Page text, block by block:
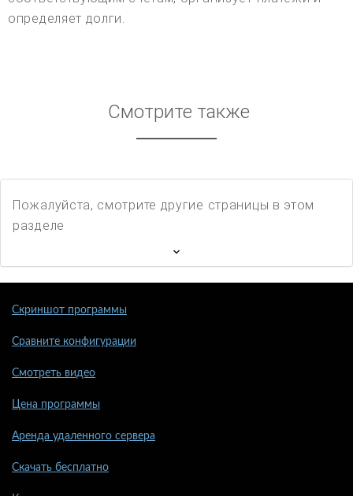
определяет долги.
Смотрите также
Пожалуйста, смотрите другие страницы в этом
разделе
Скриншот программы
Сравните конфигурации
Смотреть видео
Цена программы
Аренда удаленного сервера
Скачать бесплатно